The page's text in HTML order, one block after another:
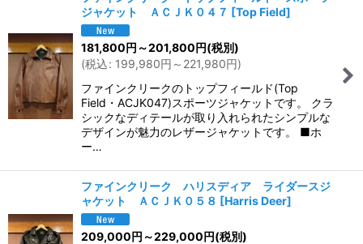
ジャケット ＡＣＪＫ０４７ [Top Field]
181,800円 ～201,800円(税別)
(税込: 199,980円 ～221,980円)
ファインクリークのトップフィールド(Top
Field・ACJK047)スポーツジャケットです。 クラ
シックなディテールが取り入れられたシンプルな
デザインが魅力のレザージャケットです。 ■ホ
ー…
ファインクリーク ハリスディア ライダースジ
ャケット ＡＣＪＫ０５８ [Harris Deer]
209,000円 ～229,000円(税別)